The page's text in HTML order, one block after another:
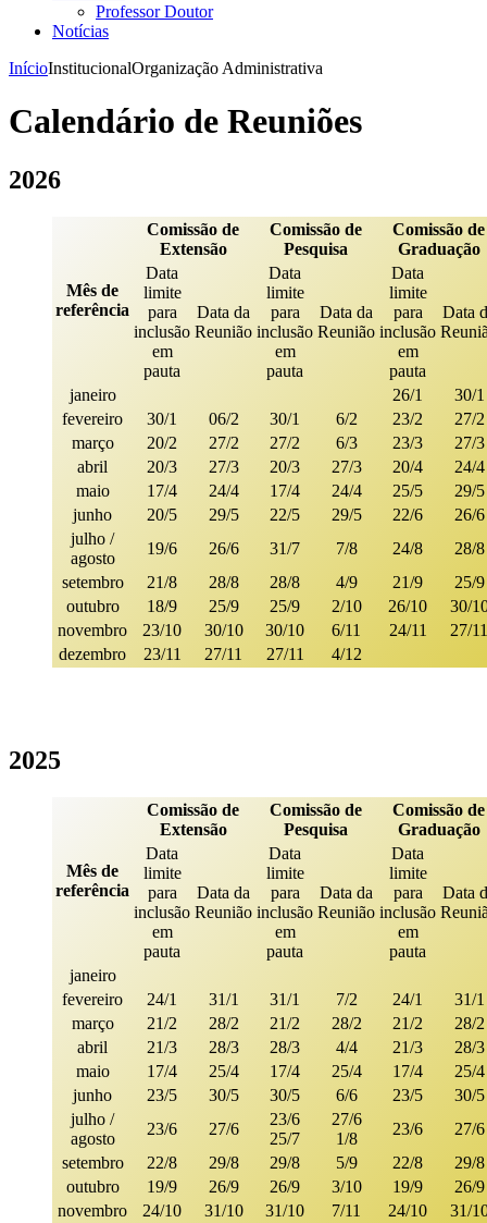
Professor Doutor
Notícias
InícioInstitucionalOrganização Administrativa
Calendário de Reuniões
2026
Mês de
referência
Comissão de
Extensão
Comissão de
Pesquisa
Comissão de
Graduação
Data
limite
para
inclusão
em
pauta
Data da
Reunião
Data
limite
para
inclusão
em
pauta
Data da
Reunião
Data
limite
para
inclusão
em
pauta
Data
janeiro 26/1
30/1
fevereiro
30/1 06/2 30/1 6/2 23/2
27/2
março
20/2 27/2 27/2 6/3 23/3
27/3
abril
20/3 27/3 20/3 27/3 20/4
24/4
maio
17/4 24/4 17/4 24/4 25/5
29/5
junho
20/5 29/5 22/5 29/5 22/6
26/6
julho /
agosto
19/6 26/6 31/7 7/8 24/8
28/8
setembro
21/8 28/8 28/8 4/9 21/9
25/9
outubro
18/9 25/9 25/9 2/10 26/10
30/
novembro
23/10 30/10 30/10 6/11 24/11
27/11
dezembro
23/11 27/11 27/11 4/12
2025
Mês de
referência
Comissão de
Extensão
Comissão de
Pesquisa
Comissão de
Graduação
Data
limite
para
inclusão
em
pauta
Data da
Reunião
Data
limite
para
inclusão
em
pauta
Data da
Reunião
Data
limite
para
inclusão
em
pauta
Data
janeiro
fevereiro
24/1 31/1 31/1 7/2 24/1
31/1
março
21/2 28/2 21/2 28/2 21/2
28/2
abril
21/3 28/3 28/3 4/4 21/3
28/3
maio
17/4 25/4 17/4 25/4 17/4
25/4
junho
23/5 30/5 30/5 6/6 23/5
30/5
julho /
agosto
23/6 27/6
23/6
25/7
27/6
1/8
23/6
27/6
setembro
22/8 29/8 29/8 5/9 22/8
29/8
outubro
19/9 26/9 26/9 3/10 19/9
26/9
novembro
24/10 31/10 31/10 7/11 24/10
31/